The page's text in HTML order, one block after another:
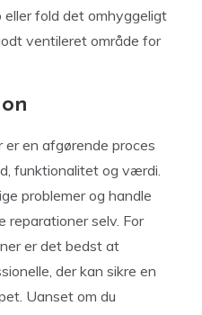
eller fold det omhyggeligt
ventileret område for
en afgørende proces
funktionalitet og værdi.
problemer og handle
reparationer selv. For
er det bedst at
der kan sikre en
Uanset om du